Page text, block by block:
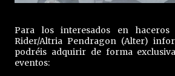
Para los interesados en
Rider/Altria Pendragon (Alter)
podréis adquirir de forma
eventos: